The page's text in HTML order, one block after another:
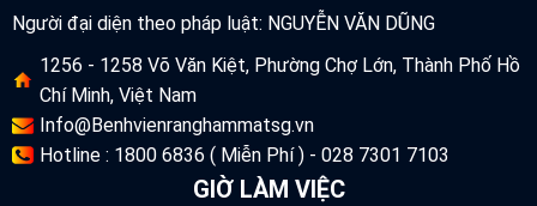
Người đại diện theo pháp luật: NGUYỄN VĂN DŨNG
1256 - 1258 Võ Văn Kiệt, Phường Chợ Lớn, Thành Phố Hồ
Chí Minh, Việt Nam
Info@Benhvienranghammatsg.vn
Hotline : 1800 6836 ( Miễn Phí ) - 028 7301 7103
GIỜ LÀM VIỆC